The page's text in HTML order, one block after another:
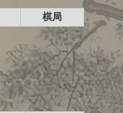
棋局